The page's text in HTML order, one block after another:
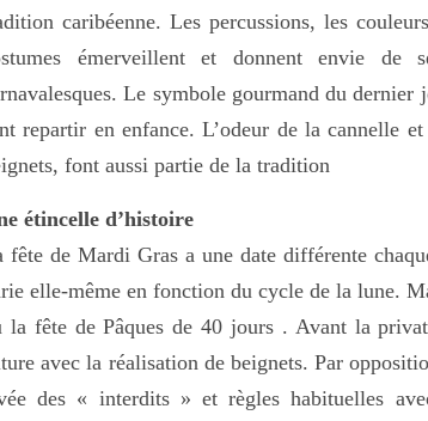
caribéenne. Les percussions, les
émerveillent et donnent envie de
Le symbole gourmand du
repartir en enfance. L’odeur de la cannelle
font aussi partie de la tradition
étincelle d’histoire
fête de Mardi Gras a une date différente
elle-même en fonction du cycle de la lune.
la fête de Pâques de 40 jours . Avant la
avec la réalisation de beignets. Par
des « interdits » et règles habituelles